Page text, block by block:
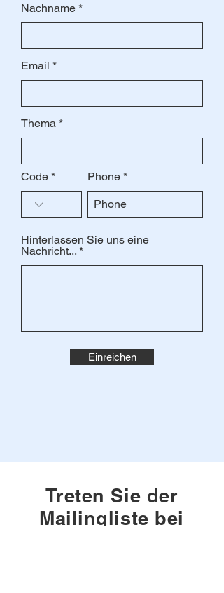
Nachname
Email
Thema
Code Phone
Hinterlassen Sie uns eine
Nachricht...
Einreichen
Treten Sie der
Mailingliste bei